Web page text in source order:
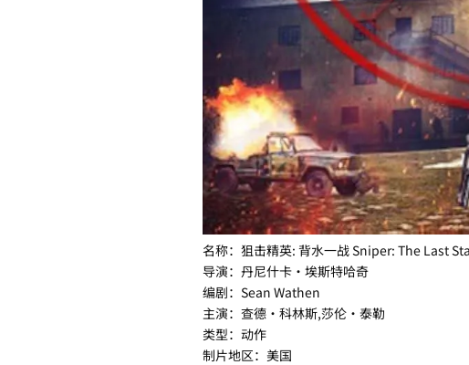
名称：狙击精英: 背水一战 Sniper: The Last
导演：丹尼什卡·埃斯特哈奇
编剧：Sean Wathen
主演：查德·科林斯,莎伦·泰勒
类型：动作
制片地区：美国